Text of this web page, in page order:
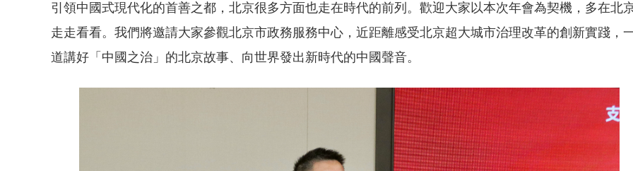
引領中國式現代化的首善之都，北京很多方面也走在時代的前列。歡迎大家以本次年會為契機，多在北
走走看看。我們將邀請大家參觀北京市政務服務中心，近距離感受北京超大城市治理改革的創新實踐，
道講好「中國之治」的北京故事、向世界發出新時代的中國聲音。